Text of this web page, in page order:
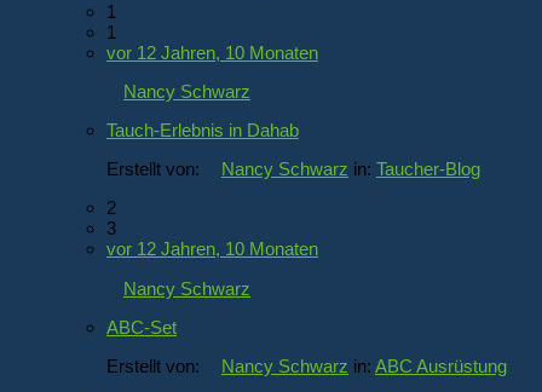
1
1
vor 12 Jahren, 10 Monaten
Nancy Schwarz
Tauch-Erlebnis in Dahab
Erstellt von:
Nancy Schwarz in: Taucher-Blog
2
3
vor 12 Jahren, 10 Monaten
Nancy Schwarz
ABC-Set
Erstellt von:
Nancy Schwarz in: ABC Ausrüstung